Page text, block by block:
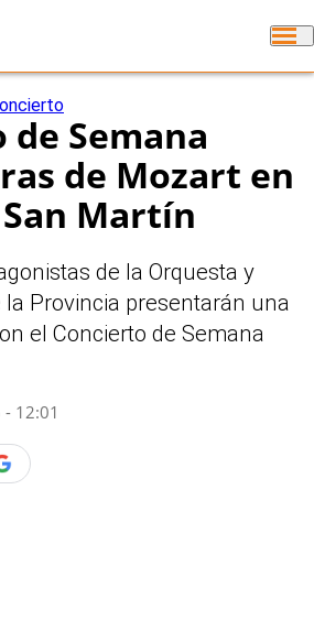
Semana
de Mozart en
Martín
de la Orquesta y
la Provincia presentarán una
el Concierto de Semana
- 12:01